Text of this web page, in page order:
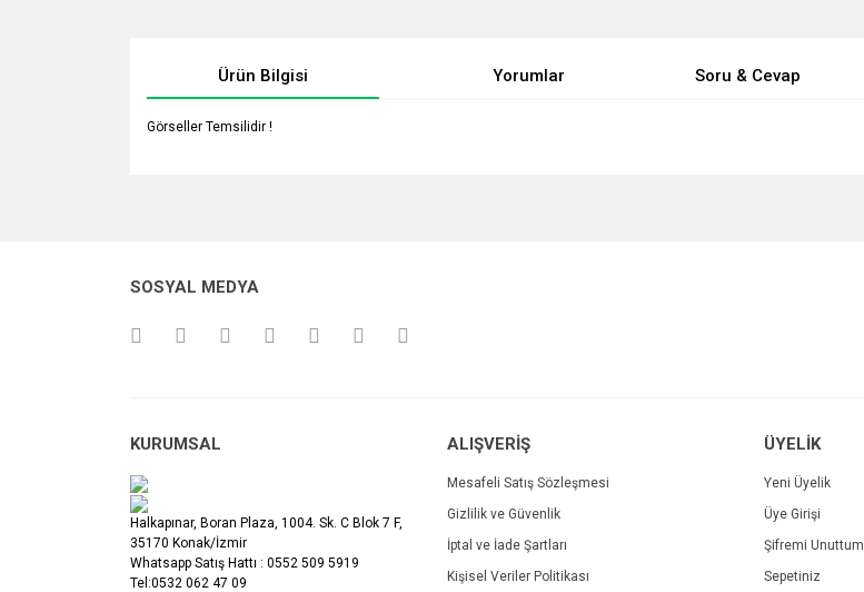
Ürün Bilgisi Yorumlar Soru & Cevap
Görseller Temsilidir !
Ürün açıklamasında eksik bilgiler bulunuyor.
SOSYAL MEDYA
KURUMSAL
Halkapınar, Boran Plaza, 1004. Sk. C Blok 7 F,
35170 Konak/İzmir
Whatsapp Satış Hattı : 0552 509 5919
Tel:0532 062 47 09
ALIŞVERİŞ
Mesafeli Satış Sözleşmesi
Gizlilik ve Güvenlik
İptal ve İade Şartları
Kişisel Veriler Politikası
ÜYELİK
Yeni Üyelik
Üye Girişi
Şifremi Unuttum
Sepetiniz